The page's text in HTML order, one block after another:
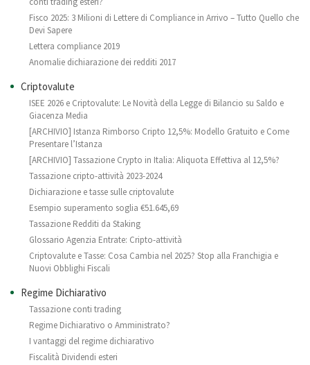
Fisco 2025: 3 Milioni di Lettere di Compliance in Arrivo – Tutto Quello che
Devi Sapere
Lettera compliance 2019
Anomalie dichiarazione dei redditi 2017
Criptovalute
ISEE 2026 e Criptovalute: Le Novità della Legge di Bilancio su Saldo e
Giacenza Media
[ARCHIVIO] Istanza Rimborso Cripto 12,5%: Modello Gratuito e Come
Presentare l’Istanza
[ARCHIVIO] Tassazione Crypto in Italia: Aliquota Effettiva al 12,5%?
Tassazione cripto-attività 2023-2024
Dichiarazione e tasse sulle criptovalute
Esempio superamento soglia €51.645,69
Tassazione Redditi da Staking
Glossario Agenzia Entrate: Cripto-attività
Criptovalute e Tasse: Cosa Cambia nel 2025? Stop alla Franchigia e
Nuovi Obblighi Fiscali
Regime Dichiarativo
Tassazione conti trading
Regime Dichiarativo o Amministrato?
I vantaggi del regime dichiarativo
Fiscalità Dividendi esteri